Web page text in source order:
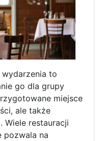
to
go dla grupy
miejsce
ale także
Wiele restauracji
pozwala na